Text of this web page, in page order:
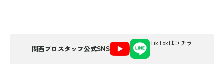
関西プロスタッフ公式SNS
TikTokはコチラ